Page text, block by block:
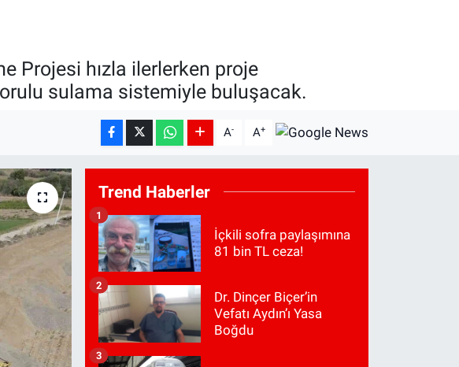
Projesi hızla ilerlerken proje
sulama sistemiyle buluşacak.
A- A+
Trend Haberler
İçkili sofra paylaşımına
81 bin TL ceza!
1
Dr. Dinçer Biçer’in
Vefatı Aydın’ı Yasa
Boğdu
2
3